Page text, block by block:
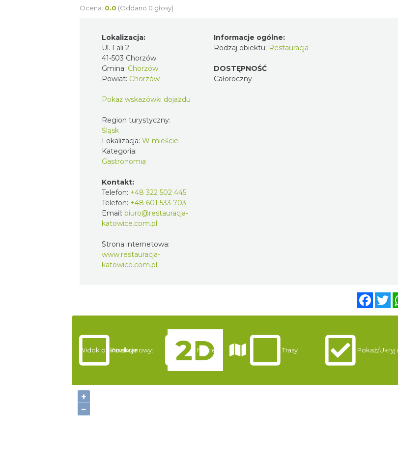
Ocena: 0.0 (Oddano 0 głosy)
Lokalizacja:
Ul. Fali 2
41-503 Chorzów
Gmina: Chorzów
Powiat: Chorzów
Pokaż wskazówki dojazdu
Region turystyczny:
Śląsk
Lokalizacja: W mieście
Kategoria:
Gastronomia
Kontakt:
Telefon: +48 322 502 445
Telefon: +48 601 533 703
Email: biuro@restauracja-
katowice.com.pl
Strona internetowa:
www.restauracja-
katowice.com.pl
Informacje ogólne:
Rodzaj obiektu: Restauracja
DOSTĘPNOŚĆ
Całoroczny
+
−
Widok pełnoekranowy:
Atrakcje Noclegi Trasy Pokaż/Ukryj